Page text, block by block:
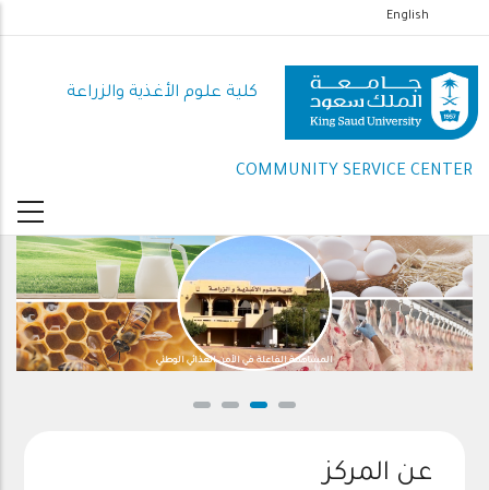
إلى
المحتوى
الرئيسي
English
كلية علوم الأغذية والزراعة
COMMUNITY SERVICE CENTER
المساهمة الفاعلة في الأمن الغذائي الوطني
عن المركز